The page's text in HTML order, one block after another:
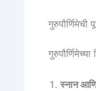
गुरुपौर्णिमेची
स्नान